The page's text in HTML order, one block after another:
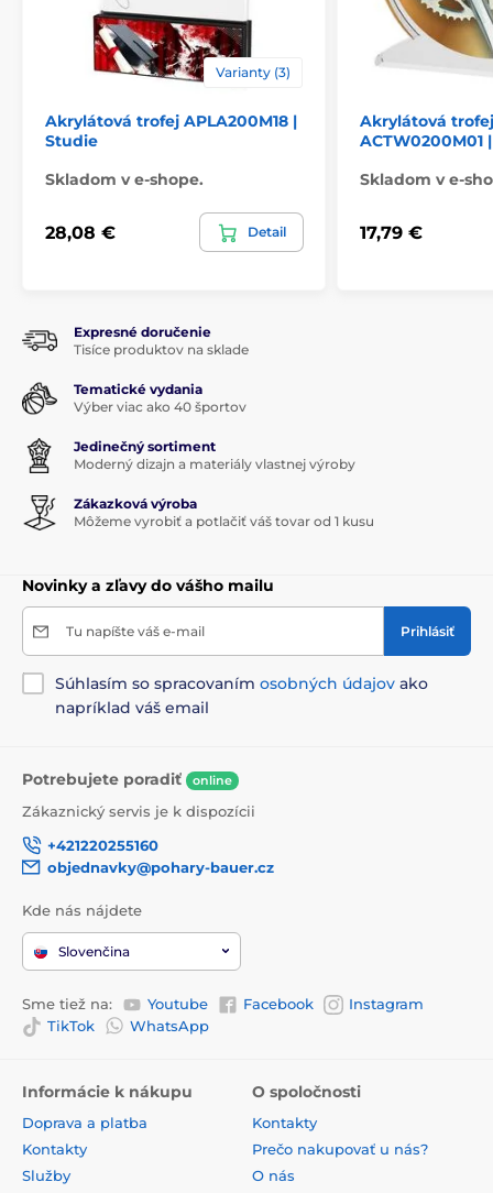
Varianty (3)
Akrylátová trofej APLA200M18 |
Studie
Skladom v e-shope.
28,08 € Detail
Akrylátová trofej
ACTW0200M01
Skladom v e-
17,79 €
Expresné doručenie
Tisíce produktov na sklade
Tematické vydania
Výber viac ako 40 športov
Jedinečný sortiment
Moderný dizajn a materiály vlastnej výroby
Zákazková výroba
Môžeme vyrobiť a potlačiť váš tovar od 1 kusu
Novinky a zľavy do vášho mailu
Tu napíšte váš e-mail Prihlásiť
Súhlasím so spracovaním osobných údajov ako
napríklad váš email
Potrebujete poradiť online
Zákaznický servis je k dispozícii
+421220255160
objednavky@pohary-bauer.cz
Kde nás nájdete
Slovenčina
Sme tiež na: Youtube Facebook
Instagram
TikTok
WhatsApp
Informácie k nákupu
Doprava a platba
Kontakty
Služby
O spoločnosti
Kontakty
Prečo nakupovať u nás?
O nás